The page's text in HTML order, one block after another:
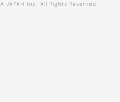
JAPAN Inc. All Rights Reserved.